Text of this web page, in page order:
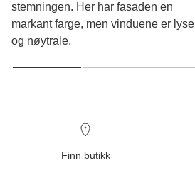
stemningen. Her har fasaden en
markant farge, men vinduene er lyse
og nøytrale.
Finn butikk